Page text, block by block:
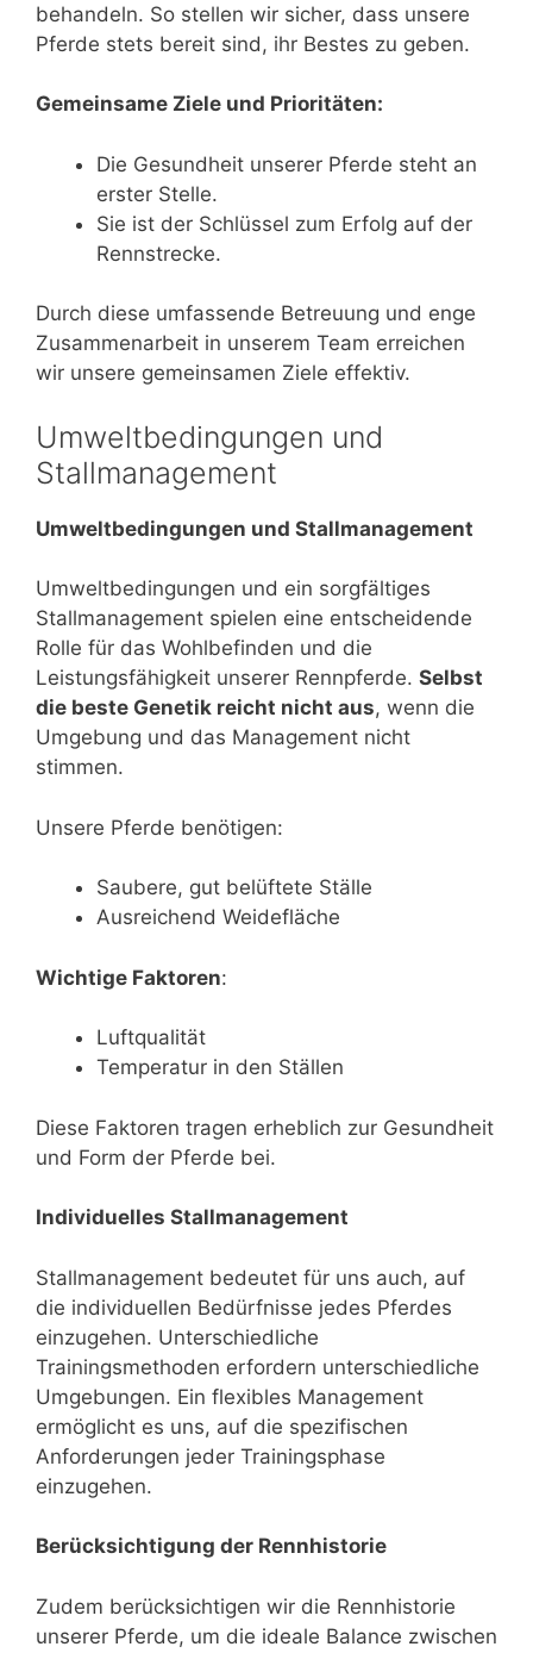
behandeln. So stellen wir sicher, dass unsere
Pferde stets bereit sind, ihr Bestes zu geben.
Gemeinsame Ziele und Prioritäten:
Die Gesundheit unserer Pferde steht an
erster Stelle.
Sie ist der Schlüssel zum Erfolg auf der
Rennstrecke.
Durch diese umfassende Betreuung und enge
Zusammenarbeit in unserem Team erreichen
wir unsere gemeinsamen Ziele effektiv.
Umweltbedingungen und
Stallmanagement
Umweltbedingungen und Stallmanagement
Umweltbedingungen und ein sorgfältiges
Stallmanagement spielen eine entscheidende
Rolle für das Wohlbefinden und die
Leistungsfähigkeit unserer Rennpferde. Selbst
die beste Genetik reicht nicht aus, wenn die
Umgebung und das Management nicht
stimmen.
Unsere Pferde benötigen:
Saubere, gut belüftete Ställe
Ausreichend Weidefläche
Wichtige Faktoren:
Luftqualität
Temperatur in den Ställen
Diese Faktoren tragen erheblich zur Gesundheit
und Form der Pferde bei.
Individuelles Stallmanagement
Stallmanagement bedeutet für uns auch, auf
die individuellen Bedürfnisse jedes Pferdes
einzugehen. Unterschiedliche
Trainingsmethoden erfordern unterschiedliche
Umgebungen. Ein flexibles Management
ermöglicht es uns, auf die spezifischen
Anforderungen jeder Trainingsphase
einzugehen.
Berücksichtigung der Rennhistorie
Zudem berücksichtigen wir die Rennhistorie
unserer Pferde, um die ideale Balance zwischen